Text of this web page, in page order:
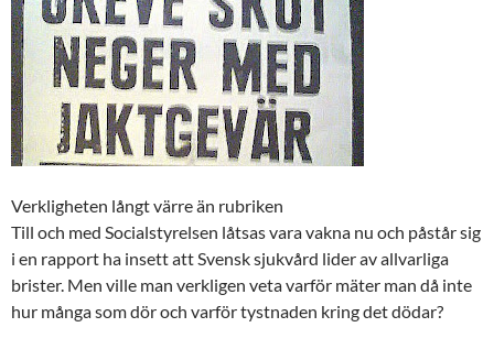
Verkligheten långt värre än rubriken
Till och med Socialstyrelsen låtsas vara vakna nu och påstår sig
i en rapport ha insett att Svensk sjukvård lider av allvarliga
brister. Men ville man verkligen veta varför mäter man då inte
hur många som dör och varför tystnaden kring det dödar?